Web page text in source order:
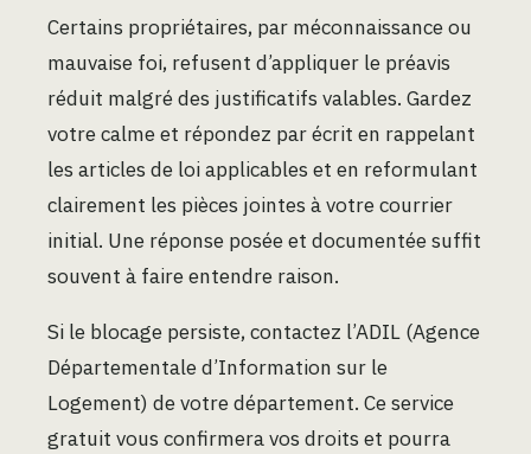
Certains propriétaires, par méconnaissance ou
mauvaise foi, refusent d’appliquer le préavis
réduit malgré des justificatifs valables. Gardez
votre calme et répondez par écrit en rappelant
les articles de loi applicables et en reformulant
clairement les pièces jointes à votre courrier
initial. Une réponse posée et documentée suffit
souvent à faire entendre raison.
Si le blocage persiste, contactez l’ADIL (Agence
Départementale d’Information sur le
Logement) de votre département. Ce service
gratuit vous confirmera vos droits et pourra